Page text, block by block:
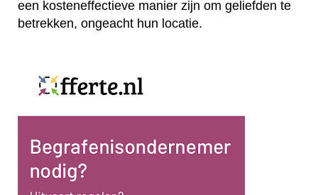
een kosteneffectieve manier zijn om geliefden te
betrekken, ongeacht hun locatie.